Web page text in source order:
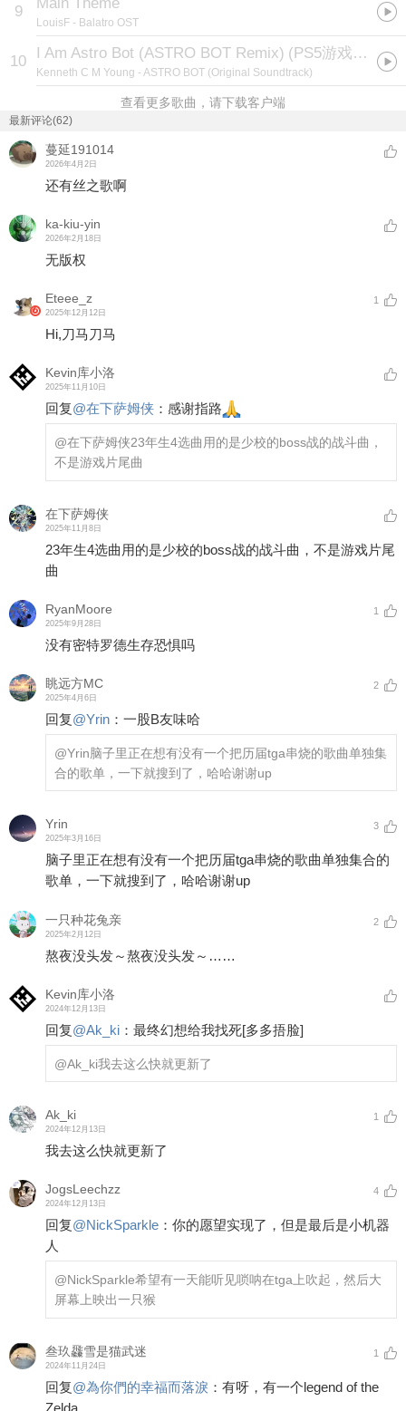
9
LouisF - Balatro OST
10 I Am Astro Bot (ASTRO BOT Remix) (PS5游戏《ASTRO BOT》主题曲
Kenneth C M Young - ASTRO BOT (Original Soundtrack)
查看更多歌曲，请下载客户端
最新评论(62)
蔓延191014
2026年4月2日
还有丝之歌啊
ka-kiu-yin
2026年2月18日
无版权
Eteee_z
2025年12月12日
1
Hi,刀马刀马
Kevin库小洛
2025年11月10日
回复@在下萨姆侠 ： 感谢指路
@在下萨姆侠23年生4选曲用的是少校的boss战的战斗曲，
不是游戏片尾曲
在下萨姆侠
2025年11月8日
23年生4选曲用的是少校的boss战的战斗曲，不是游戏片尾
曲
RyanMoore
2025年9月28日
1
没有密特罗德生存恐惧吗
眺远方MC
2025年4月6日
2
回复@Yrin ： 一股B友味哈
@Yrin脑子里正在想有没有一个把历届tga串烧的歌曲单独集
合的歌单，一下就搜到了，哈哈谢谢up
Yrin
2025年3月16日
3
脑子里正在想有没有一个把历届tga串烧的歌曲单独集合的
歌单，一下就搜到了，哈哈谢谢up
一只种花兔亲
2025年2月12日
2
熬夜没头发～熬夜没头发～……
Kevin库小洛
2024年12月13日
回复@Ak_ki ： 最终幻想给我找死[多多捂脸]
@Ak_ki我去这么快就更新了
Ak_ki
2024年12月13日
1
我去这么快就更新了
JogsLeechzz
2024年12月13日
4
回复@NickSparkle ： 你的愿望实现了，但是最后是小机器
人
@NickSparkle希望有一天能听见唢呐在tga上吹起，然后大
屏幕上映出一只猴
叁玖飝雪是猫武迷
2024年11月24日
1
回复@為你們的幸福而落淚 ： 有呀，有一个legend of the